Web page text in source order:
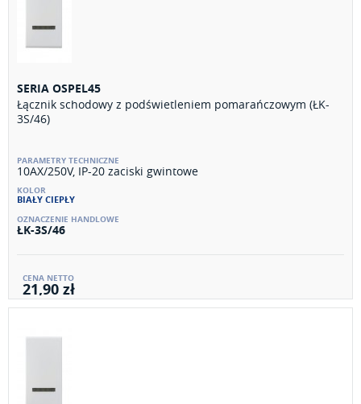
SERIA OSPEL45
Łącznik schodowy z podświetleniem pomarańczowym (ŁK-
3S/46)
10AX/250V, IP-20 zaciski gwintowe
BIAŁY CIEPŁY
ŁK-3S/46
21,90 zł